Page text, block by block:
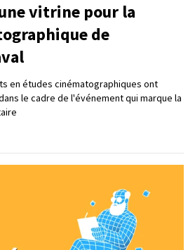
vitrine pour la
de
en études cinématographiques ont
le cadre de l'événement qui marque la